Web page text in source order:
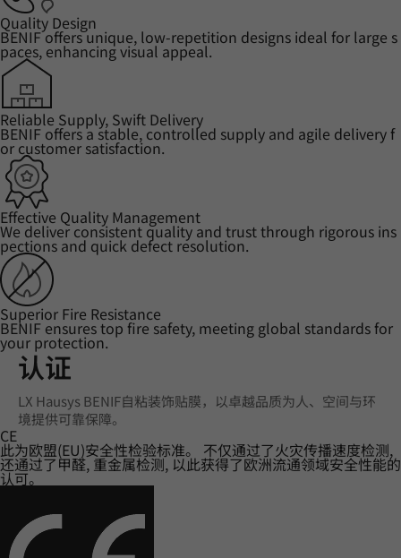
Quality Design
BENIF offers unique, low-repetition designs ideal for large s
paces, enhancing visual appeal.
Reliable Supply, Swift Delivery
BENIF offers a stable, controlled supply and agile delivery f
or customer satisfaction.
Effective Quality Management
We deliver consistent quality and trust through rigorous ins
pections and quick defect resolution.
Superior Fire Resistance
BENIF ensures top fire safety, meeting global standards for
your protection.
认证
LX Hausys BENIF自粘装饰贴膜，以卓越品质为人、空间与环
境提供可靠保障。
CE
此为欧盟(EU)安全性检验标准。 不仅通过了火灾传播速度检测,
还通过了甲醛, 重金属检测, 以此获得了欧洲流通领域安全性能的
认可。